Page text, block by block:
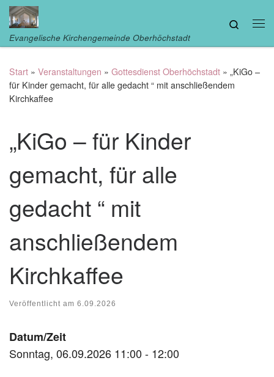
Zum Inhalt springen
Evangelische Kirchengemeinde Oberhöchstadt
Search
Start » Veranstaltungen » Gottesdienst Oberhöchstadt » „KiGo –
für Kinder gemacht, für alle gedacht “ mit anschließendem
Kirchkaffee
„KiGo – für Kinder
gemacht, für alle
gedacht “ mit
anschließendem
Kirchkaffee
Veröffentlicht am 6.09.2026
Datum/Zeit
Sonntag, 06.09.2026 11:00 - 12:00